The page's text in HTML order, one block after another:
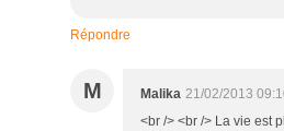
Répondre
M Malika 21/02/2013
<br /> <br /> La vie est